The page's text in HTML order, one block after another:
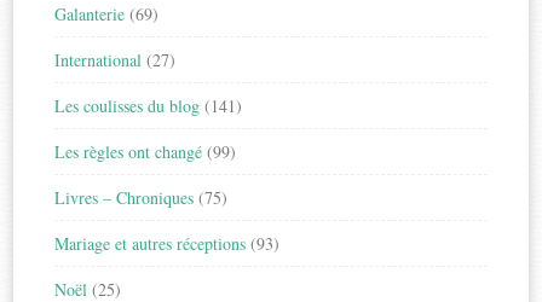
Galanterie (69)
International (27)
Les coulisses du blog (141)
Les règles ont changé (99)
Livres – Chroniques (75)
Mariage et autres réceptions (93)
Noël (25)